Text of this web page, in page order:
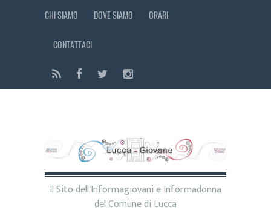
CHI SIAMO DOVE SIAMO ORARI
CONTATTACI
Il Sito dell'Informagiovani e Informadonna
del Comune di Lucca